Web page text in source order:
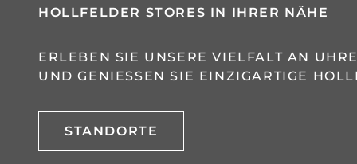
HOLLFELDER STORES IN IHRER NÄHE
ERLEBEN SIE UNSERE VIELFALT AN
UND GENIESSEN SIE EINZIGARTIGE
STANDORTE